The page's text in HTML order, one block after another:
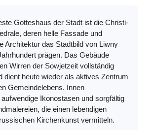
Gotteshaus der Stadt ist die Christi-
deren helle Fassade und
Architektur das Stadtbild von Liwny
prägen. Das Gebäude
Wirren der Sowjetzeit vollständig
dient heute wieder als aktives Zentrum
Gemeindelebens. Innen
Ikonostasen und sorgfältig
die einen lebendigen
Kirchenkunst vermitteln.